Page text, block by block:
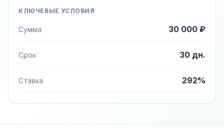
КЛЮЧЕВЫЕ УСЛОВИЯ
Сумма 30 000 ₽
Срок 30 дн.
Ставка 292%